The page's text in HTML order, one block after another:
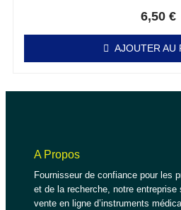
6,50 €
AJOUTER AU
A Propos
Fournisseur de confiance pour les
et de la recherche, notre entreprise
vente en ligne d’instruments